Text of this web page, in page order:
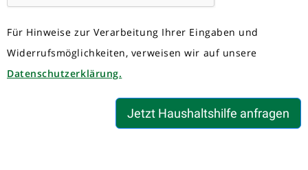
Für Hinweise zur Verarbeitung Ihrer Eingaben und
Widerrufsmöglichkeiten, verweisen wir auf unsere
Datenschutzerklärung.
Jetzt Haushaltshilfe anfragen